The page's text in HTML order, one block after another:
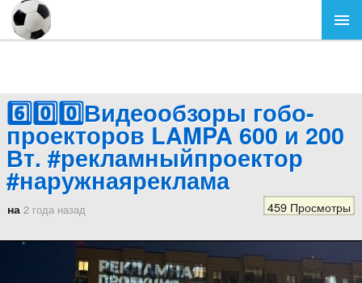
6️⃣0️⃣0️⃣Видеообзоры гобо-
проекторов LAMPA 600 и 200
Вт. #рекламныйпроектор
#наружнаяреклама
на 2 года назад 459 Просмотры